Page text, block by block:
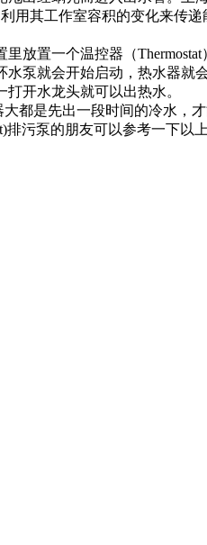
用其工作室容积的变化来传
置一个温控器（
泵就会开始启动，热水器
开水龙头就可以出热水。
是先出一段时间的冷水，才
污泵的朋友可以参考一下以